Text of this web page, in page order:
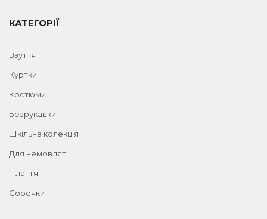
КАТЕГОРІЇ
Взуття
Куртки
Костюми
Безрукавки
Шкільна колекція
Для немовлят
Плаття
Сорочки